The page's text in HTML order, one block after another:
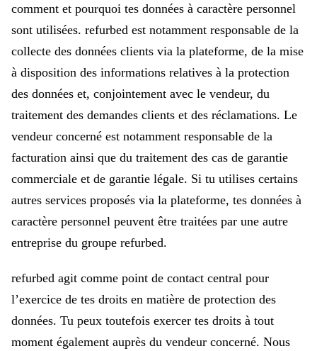
comment et pourquoi tes données à caractère personnel
sont utilisées. refurbed est notamment responsable de la
collecte des données clients via la plateforme, de la mise
à disposition des informations relatives à la protection
des données et, conjointement avec le vendeur, du
traitement des demandes clients et des réclamations. Le
vendeur concerné est notamment responsable de la
facturation ainsi que du traitement des cas de garantie
commerciale et de garantie légale. Si tu utilises certains
autres services proposés via la plateforme, tes données à
caractère personnel peuvent être traitées par une autre
entreprise du groupe refurbed.
refurbed agit comme point de contact central pour
l’exercice de tes droits en matière de protection des
données. Tu peux toutefois exercer tes droits à tout
moment également auprès du vendeur concerné. Nous